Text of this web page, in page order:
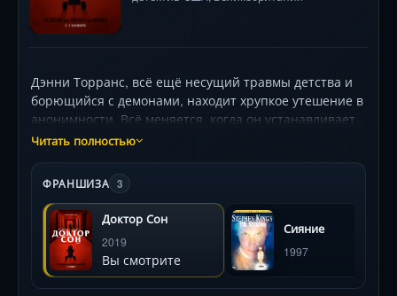
Дэнни Торранс, всё ещё несущий травмы детства и
борющийся с демонами, находит хрупкое утешение в
анонимности. Всё меняется, когда он устанавливает
телепатическую связь с юной Эйброй, чьё «сияние»
сталкивается с угрозой — таинственной группой
«Истинных Узлов», веками выживающей, питаясь
жизненной силой обладателей дара. Их лидер,
харизматичная и безжалостная Роуз Шарифа,
почувствовала мощь Эйбры. Дэнни вынужден
противостоять собственным страхам и прошлому,
чтобы защитить девочку в смертельной игре, где
Читать полностью
ФРАНШИЗА 3
Доктор Сон
2019
Вы смотрите
Сияние
1997